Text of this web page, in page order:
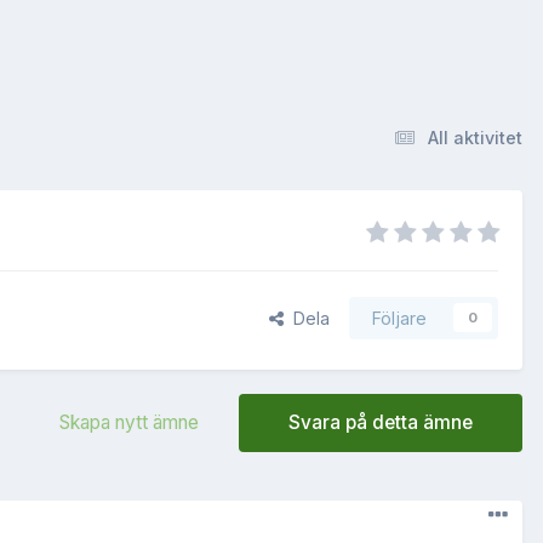
All aktivitet
Dela Följare 0
Svara på detta ämne
Skapa nytt ämne